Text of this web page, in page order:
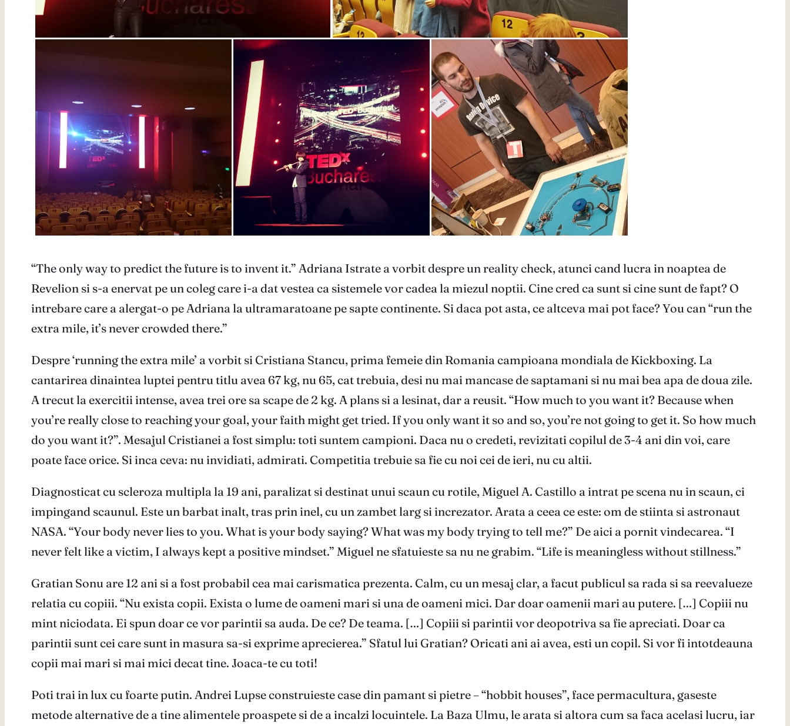
“The only way to predict the future is to invent it.” Adriana Istrate a vorbit despre un reality check, atunci cand lucra in noaptea de
Revelion si s-a enervat pe un coleg care i-a dat vestea ca sistemele vor cadea la miezul noptii. Cine cred ca sunt si cine sunt de fapt? O
intrebare care a alergat-o pe Adriana la ultramaratoane pe sapte continente. Si daca pot asta, ce altceva mai pot face? You can “run the
extra mile, it’s never crowded there.”
Despre ‘running the extra mile’ a vorbit si Cristiana Stancu, prima femeie din Romania campioana mondiala de Kickboxing. La
cantarirea dinaintea luptei pentru titlu avea 67 kg, nu 65, cat trebuia, desi nu mai mancase de saptamani si nu mai bea apa de doua zile.
A trecut la exercitii intense, avea trei ore sa scape de 2 kg. A plans si a lesinat, dar a reusit. “How much to you want it? Because when
you’re really close to reaching your goal, your faith might get tried. If you only want it so and so, you’re not going to get it. So how much
do you want it?”. Mesajul Cristianei a fost simplu: toti suntem campioni. Daca nu o credeti, revizitati copilul de 3-4 ani din voi, care
poate face orice. Si inca ceva: nu invidiati, admirati. Competitia trebuie sa fie cu noi cei de ieri, nu cu altii.
Diagnosticat cu scleroza multipla la 19 ani, paralizat si destinat unui scaun cu rotile, Miguel A. Castillo a intrat pe scena nu in scaun, ci
impingand scaunul. Este un barbat inalt, tras prin inel, cu un zambet larg si increzator. Arata a ceea ce este: om de stiinta si astronaut
NASA. “Your body never lies to you. What is your body saying? What was my body trying to tell me?” De aici a pornit vindecarea. “I
never felt like a victim, I always kept a positive mindset.” Miguel ne sfatuieste sa nu ne grabim. “Life is meaningless without stillness.”
Gratian Sonu are 12 ani si a fost probabil cea mai carismatica prezenta. Calm, cu un mesaj clar, a facut publicul sa rada si sa reevalueze
relatia cu copiii. “Nu exista copii. Exista o lume de oameni mari si una de oameni mici. Dar doar oamenii mari au putere. […] Copiii nu
mint niciodata. Ei spun doar ce vor parintii sa auda. De ce? De teama. […] Copiii si parintii vor deopotriva sa fie apreciati. Doar ca
parintii sunt cei care sunt in masura sa-si exprime aprecierea.” Sfatul lui Gratian? Oricati ani ai avea, esti un copil. Si vor fi intotdeauna
copii mai mari si mai mici decat tine. Joaca-te cu toti!
Poti trai in lux cu foarte putin. Andrei Lupse construieste case din pamant si pietre – “hobbit houses”, face permacultura, gaseste
metode alternative de a tine alimentele proaspete si de a incalzi locuintele. La Baza Ulmu, le arata si altora cum sa faca acelasi lucru, iar